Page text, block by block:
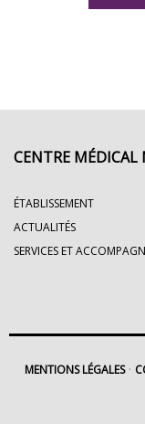
CENTRE MÉDICAL
ÉTABLISSEMENT
ACTUALITÉS
SERVICES ET
MENTIONS LÉGALES